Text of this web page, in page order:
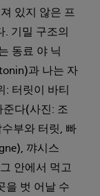
있지 않은 프
. 기밀 구조의
동료 야 닉
과 나는 자
: 터릿이 바티
준다(사진: 조
부와 터릿, 빠
꺄시스
안에서 먹고
을 벗 어날 수